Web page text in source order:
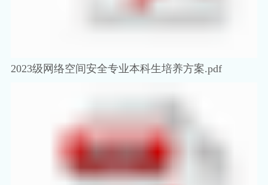
2023级网络空间安全专业本科生培养方案.pdf